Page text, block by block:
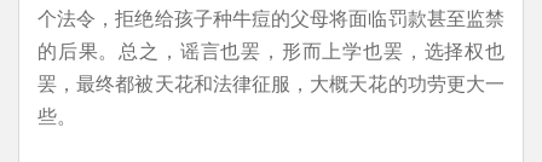
个法令，拒绝给孩子种牛痘的父母将面临罚款甚至监禁
的后果。总之，谣言也罢，形而上学也罢，选择权也
罢，最终都被天花和法律征服，大概天花的功劳更大一
些。